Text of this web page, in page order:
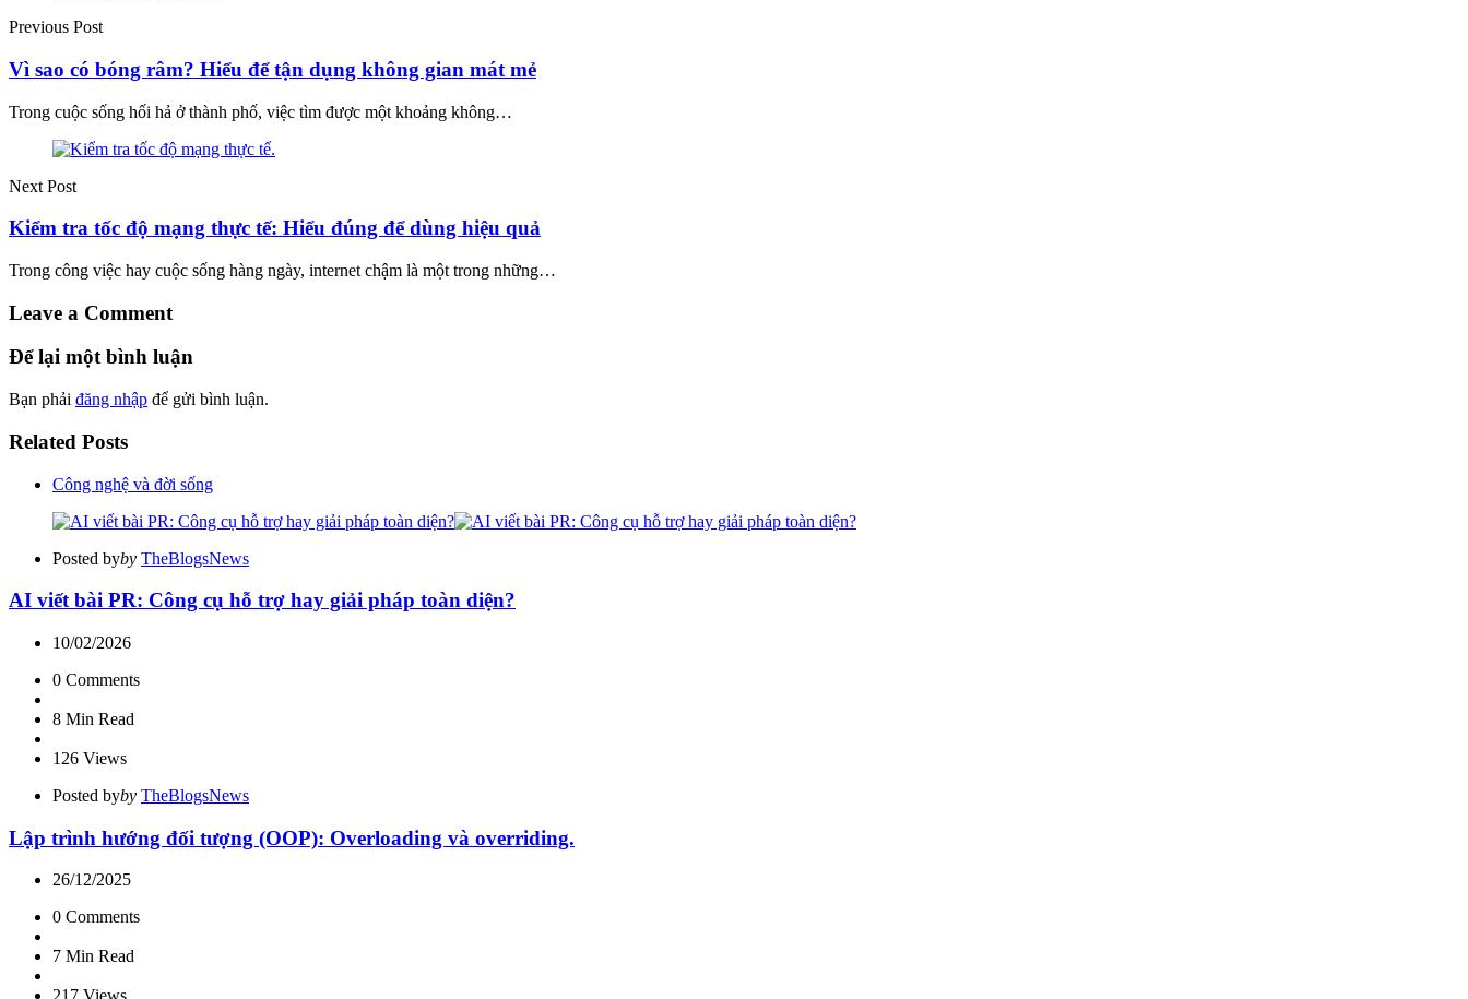
Previous Post
Vì sao có bóng râm? Hiểu để tận dụng không gian mát mẻ
Trong cuộc sống hối hả ở thành phố, việc tìm được một khoảng không…
Next Post
Kiểm tra tốc độ mạng thực tế: Hiểu đúng để dùng hiệu quả
Trong công việc hay cuộc sống hàng ngày, internet chậm là một trong những…
Leave a Comment
Để lại một bình luận
Bạn phải đăng nhập để gửi bình luận.
Related Posts
Công nghệ và đời sống
Posted byby TheBlogsNews
AI viết bài PR: Công cụ hỗ trợ hay giải pháp toàn diện?
10/02/2026
0 Comments
8 Min Read
126 Views
Posted byby TheBlogsNews
Lập trình hướng đối tượng (OOP): Overloading và overriding.
26/12/2025
0 Comments
7 Min Read